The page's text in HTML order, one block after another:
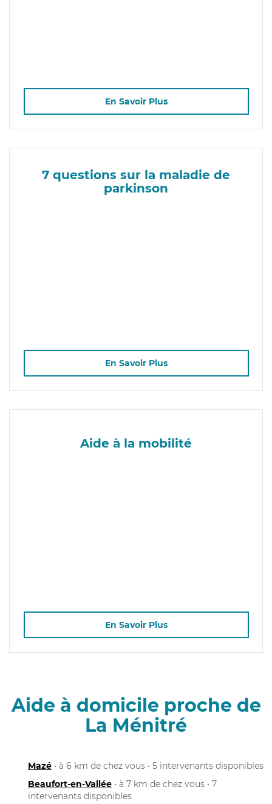
En Savoir Plus
7 questions sur la maladie de
parkinson
En Savoir Plus
Aide à la mobilité
En Savoir Plus
Aide à domicile proche de
La Ménitré
Mazé • à 6 km de chez vous • 5 intervenants disponibles
Beaufort-en-Vallée • à 7 km de chez vous • 7
intervenants disponibles